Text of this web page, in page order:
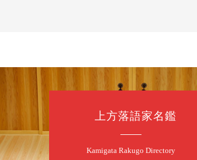
上方落語家名鑑
Kamigata Rakugo Directory